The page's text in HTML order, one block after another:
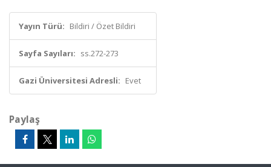
Yayın Türü: Bildiri / Özet Bildiri
Sayfa Sayıları: ss.272-273
Gazi Üniversitesi Adresli: Evet
Paylaş